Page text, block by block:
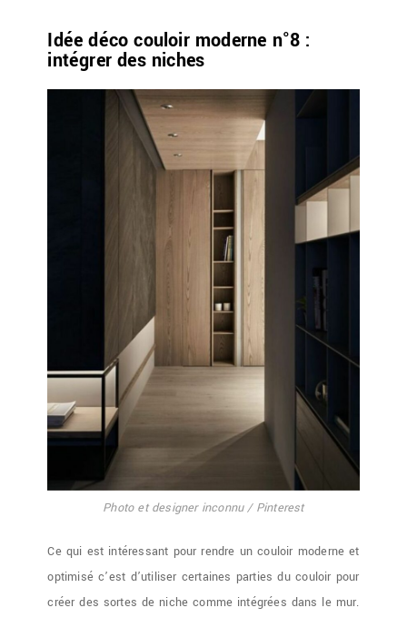
Idée déco couloir moderne n°8 :
intégrer des niches
Photo et designer inconnu / Pinterest
Ce qui est intéressant pour rendre un couloir moderne et
optimisé c’est d’utiliser certaines parties du couloir pour
créer des sortes de niche comme intégrées dans le mur.